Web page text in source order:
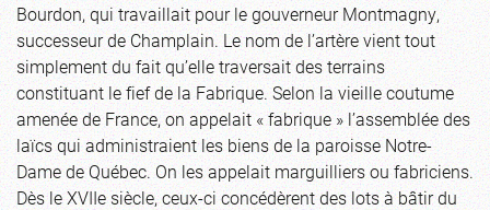
Bourdon, qui travaillait pour le gouverneur Montmagny,
successeur de Champlain. Le nom de l’artère vient tout
simplement du fait qu’elle traversait des terrains
constituant le fief de la Fabrique. Selon la vieille coutume
amenée de France, on appelait « fabrique » l’assemblée des
laïcs qui administraient les biens de la paroisse Notre-
Dame de Québec. On les appelait marguilliers ou fabriciens.
Dès le XVIIe siècle, ceux-ci concédèrent des lots à bâtir du